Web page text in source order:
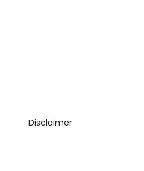
Disclaimer